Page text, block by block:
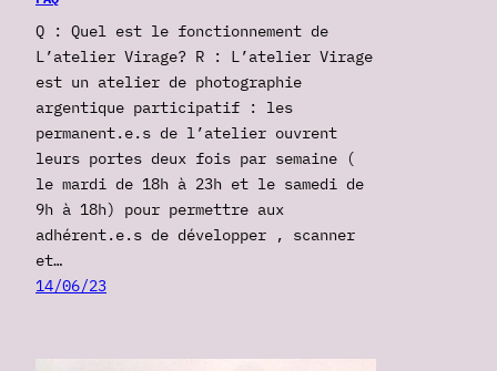
Q : Quel est le fonctionnement de
L’atelier Virage? R : L’atelier Virage
est un atelier de photographie
argentique participatif : les
permanent.e.s de l’atelier ouvrent
leurs portes deux fois par semaine (
le mardi de 18h à 23h et le samedi de
9h à 18h) pour permettre aux
adhérent.e.s de développer , scanner
et…
14/06/23